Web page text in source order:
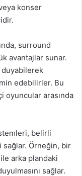
konser
surround
avantajlar sunar.
edebilirler. Bu
oyuncular arasında
belirli
sağlar. Örneğin, bir
arka plandaki
sağlar.